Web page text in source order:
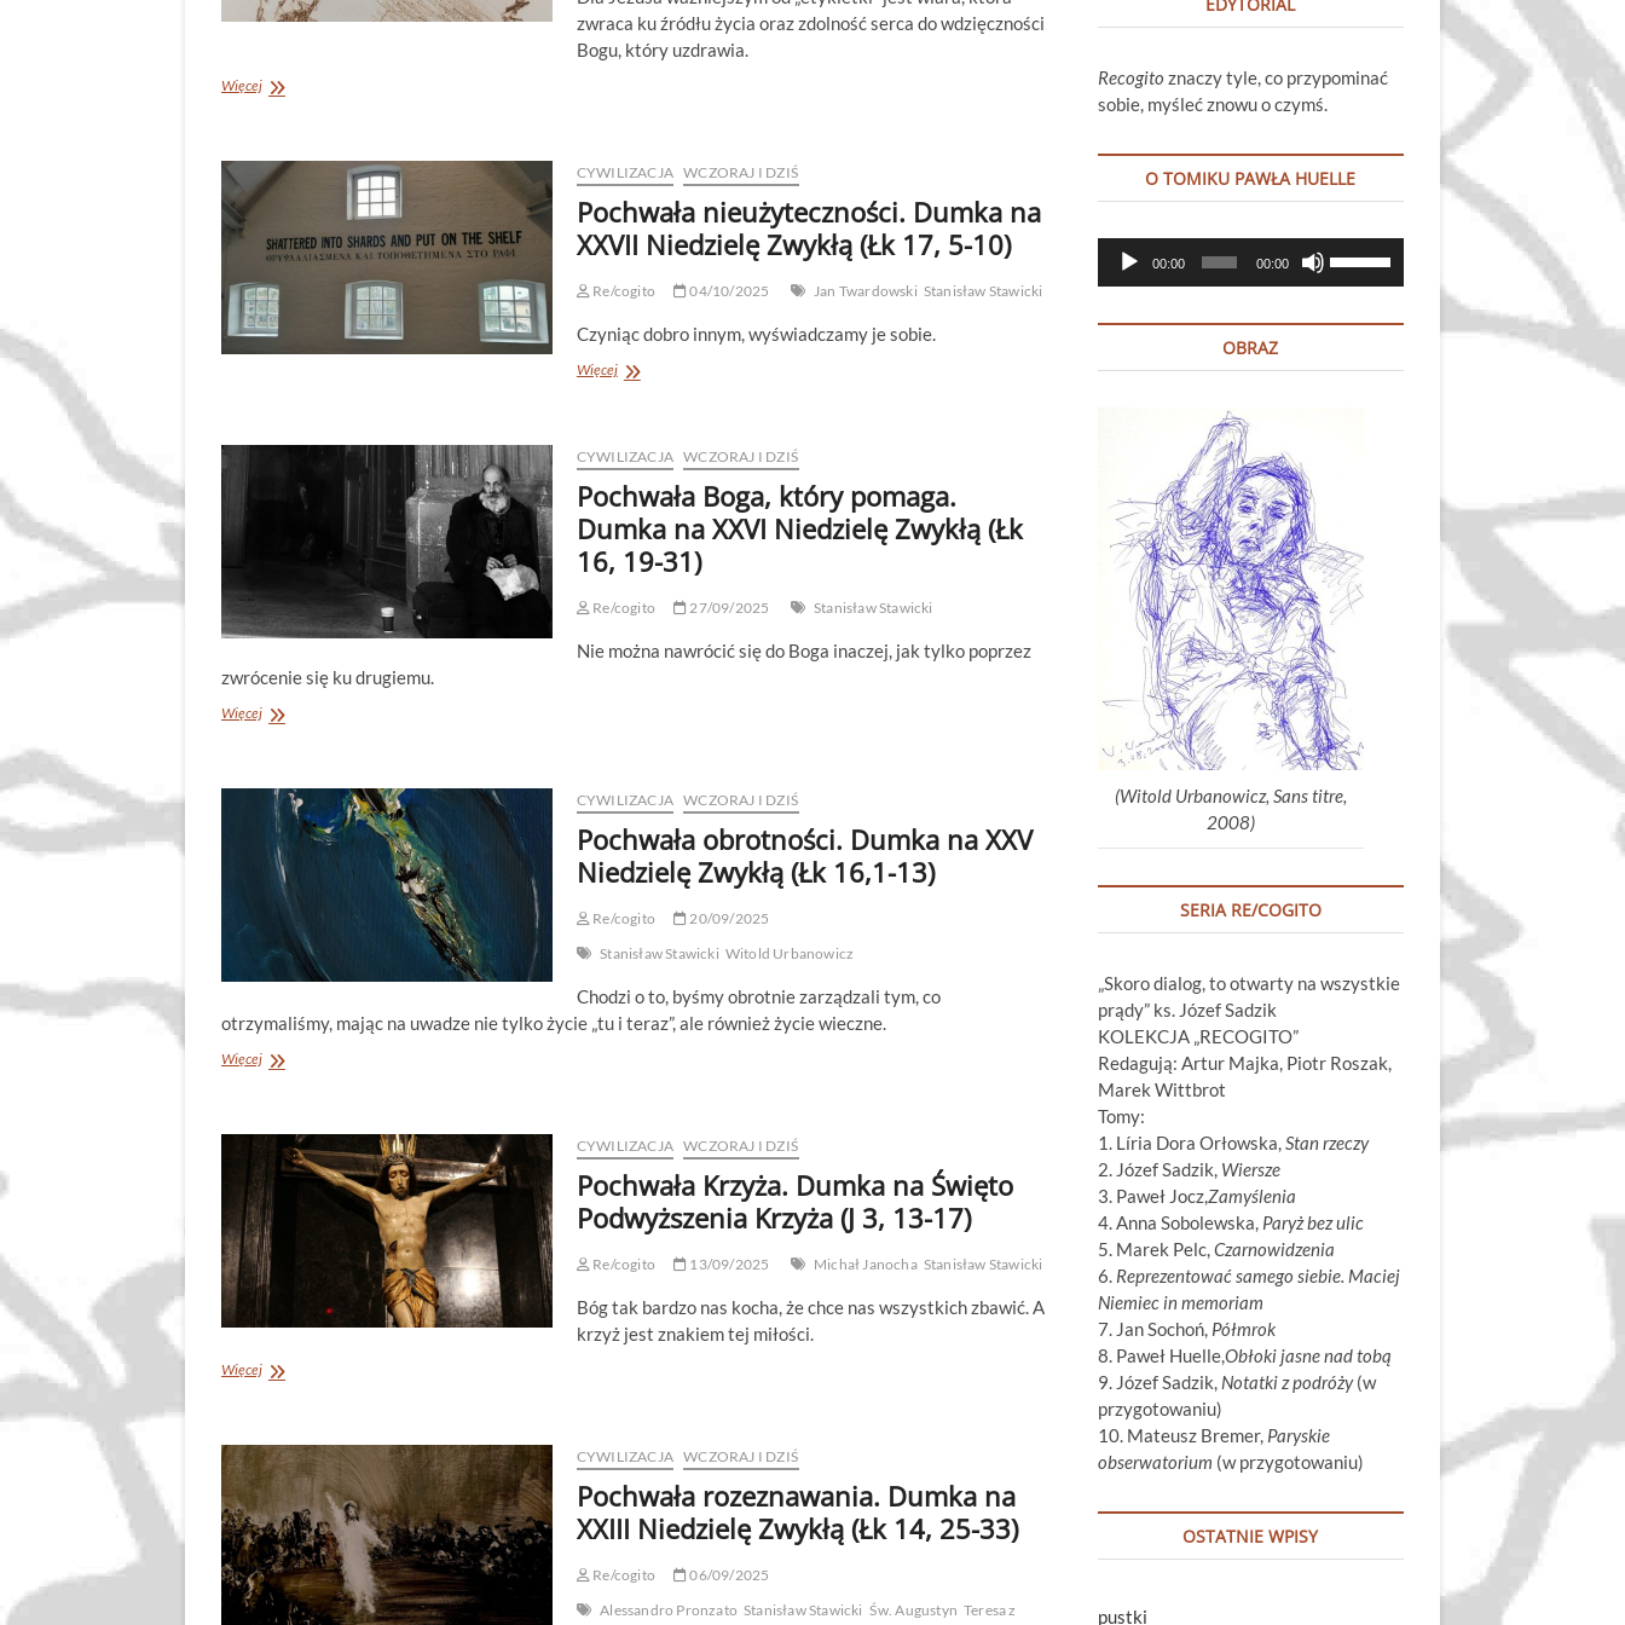
zwraca ku źródłu życia oraz zdolność serca do wdzięczności
Bogu, który uzdrawia.
WięcejPochwała
na
XXVIII
Zwykłą
(Łk
17,
11-
19)
CYWILIZACJA WCZORAJ I DZIŚ
Pochwała nieużyteczności. Dumka na
XXVII Niedzielę Zwykłą (Łk 17, 5-10)
Re/cogito 04/10/2025 Jan Twardowski Stanisław Stawicki
Czyniąc dobro innym, wyświadczamy je sobie.
WięcejPochwała
XXVII
Zwykłą
(Łk
17,
CYWILIZACJA WCZORAJ I DZIŚ
Pochwała Boga, który pomaga.
Dumka na XXVI Niedzielę Zwykłą (Łk
16, 19-31)
Re/cogito 27/09/2025 Stanisław Stawicki
Nie można nawrócić się do Boga inaczej, jak tylko poprzez
zwrócenie się ku drugiemu.
WięcejPochwała
Dumka
XXVI
Niedzielę
Zwykłą
19-
CYWILIZACJA WCZORAJ I DZIŚ
Pochwała obrotności. Dumka na XXV
Niedzielę Zwykłą (Łk 16,1-13)
Re/cogito
20/09/2025
Stanisław Stawicki Witold Urbanowicz
Chodzi o to, byśmy obrotnie zarządzali tym, co
otrzymaliśmy, mając na uwadze nie tylko życie „tu i teraz”, ale również życie wieczne.
WięcejPochwała
XXV
Niedzielę
Zwykłą
(Łk
16,1-
13)
CYWILIZACJA WCZORAJ I DZIŚ
Pochwała Krzyża. Dumka na Święto
Podwyższenia Krzyża (J 3, 13-17)
Re/cogito 13/09/2025 Michał Janocha Stanisław Stawicki
Bóg tak bardzo nas kocha, że chce nas wszystkich zbawić. A
krzyż jest znakiem tej miłości.
WięcejPochwała
Święto
Podwyższenia
Krzyża
(J
3,
13-
17)
CYWILIZACJA WCZORAJ I DZIŚ
Pochwała rozeznawania. Dumka na
XXIII Niedzielę Zwykłą (Łk 14, 25-33)
Re/cogito
06/09/2025
Alessandro Pronzato Stanisław Stawicki Św. Augustyn Teresa z
Recogito znaczy tyle, co przypominać
sobie, myśleć znowu o czymś.
O TOMIKU PAWŁA HUELLE
Odtwarzacz
plików
00:00 00:00
góry
głośność.
OBRAZ
(Witold Urbanowicz, Sans titre,
2008)
SERIA RE/COGITO
„Skoro dialog, to otwarty na wszystkie
prądy” ks. Józef Sadzik
KOLEKCJA „RECOGITO”
Redagują: Artur Majka, Piotr Roszak,
Marek Wittbrot
Tomy:
1. Líria Dora Orłowska,Stan rzeczy
2. Józef Sadzik, Wiersze
3. Paweł Jocz,Zamyślenia
4. Anna Sobolewska, Paryż bez ulic
5. Marek Pelc,Czarnowidzenia
6. Reprezentować samego siebie. Maciej
Niemiec in memoriam
7. Jan Sochoń, Półmrok
8. Paweł Huelle,Obłoki jasne nad tobą
9. Józef Sadzik, Notatki z podróży(w
przygotowaniu)
10. Mateusz Bremer, Paryskie
obserwatorium (w przygotowaniu)
OSTATNIE WPISY
pustki